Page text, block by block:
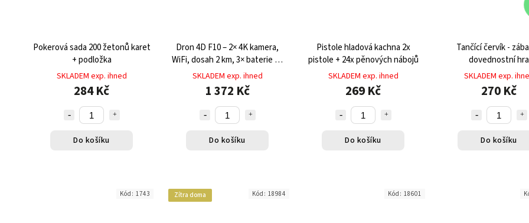
Pokerová sada 200 žetonů karet
+ podložka
SKLADEM exp. ihned
284 Kč
Do košíku
Dron 4D F10 – 2× 4K kamera,
WiFi, dosah 2 km, 3× baterie 25
min, pouzdro
SKLADEM exp. ihned
1 372 Kč
Do košíku
Pistole hladová kachna 2x
pistole + 24x pěnových nábojů
SKLADEM exp. ihned
269 Kč
Do košíku
Tančící červík -
dovednostní hra
SKLADEM exp.
270 Kč
Do košíku
Kód: 1743 Zítra doma Kód: 18984 Kód: 18601